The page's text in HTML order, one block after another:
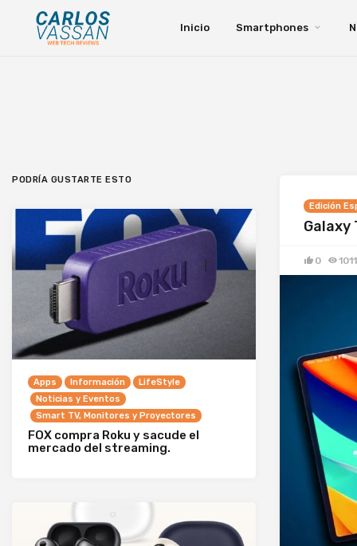
Inicio Smartphones
Edición
Galaxy
0 1011
PODRÍA GUSTARTE ESTO
Apps Información
LifeStyle
Noticias y Eventos
Smart TV, Monitores y Proyectores
FOX compra Roku y sacude el
mercado del streaming.